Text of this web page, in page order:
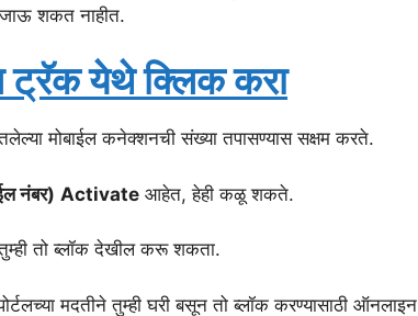
जाऊ शकत नाहीत.
ट्रॅक येथे क्लिक करा
मोबाईल कनेक्शनची संख्या तपासण्यास सक्षम करते.
नंबर) Activate आहेत, हेही कळू शकते.
तो ब्लॉक देखील करू शकता.
मदतीने तुम्ही घरी बसून तो ब्लॉक करण्यासाठी ऑनलाइन